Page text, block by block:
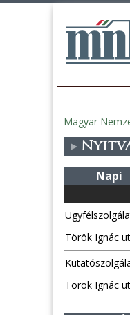
Jelenlegi
hely
Magyar
Napi
Török Ignác
Török Ignác